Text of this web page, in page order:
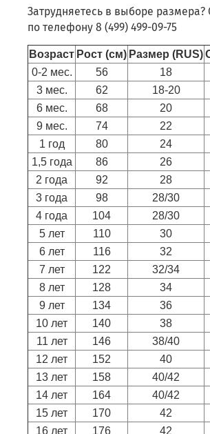
Затрудняетесь в выборе
по телефону 8 (499) 499-09-75
Возраст Рост (см) Размер (RUS)
0-2 мес.
56 18
3 мес.
62 18-20
6 мес.
68 20
9 мес.
74 22
1 год
80 24
1,5 года
86 26
2 года
92 28
3 года
98 28/30
4 года
104 28/30
5 лет
110 30
6 лет
116 32
7 лет
122 32/34
8 лет
128 34
9 лет
134 36
10 лет
140 38
11 лет
146 38/40
12 лет
152 40
13 лет
158 40/42
14 лет
164 40/42
15 лет
170 42
16 лет
176 42